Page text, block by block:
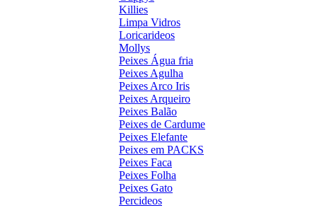
Killies
Limpa Vidros
Loricarideos
Mollys
Peixes Água fria
Peixes Agulha
Peixes Arco Iris
Peixes Arqueiro
Peixes Balão
Peixes de Cardume
Peixes Elefante
Peixes em PACKS
Peixes Faca
Peixes Folha
Peixes Gato
Percideos